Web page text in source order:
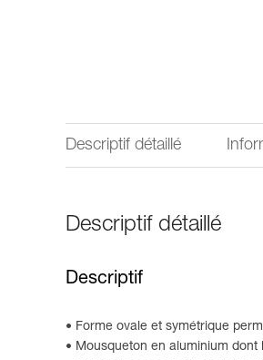
Descriptif détaillé
Descriptif détaillé
Descriptif
Forme ovale et symétrique
Mousqueton en aluminium